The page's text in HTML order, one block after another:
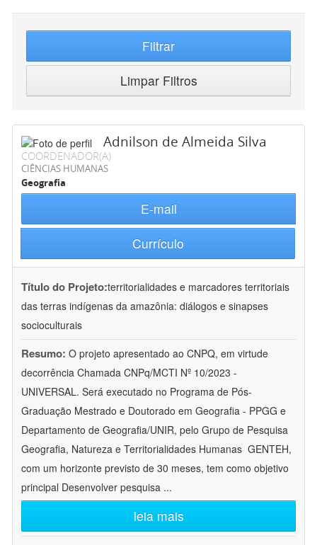
Filtrar
Limpar Filtros
Adnilson de Almeida Silva
COORDENADOR(A)
CIÊNCIAS HUMANAS
Geografia
E-mail
Currículo
Título do Projeto:territorialidades e marcadores territoriais
das terras indígenas da amazônia: diálogos e sinapses
socioculturais
Resumo: O projeto apresentado ao CNPQ, em virtude
decorrência Chamada CNPq/MCTI Nº 10/2023 -
UNIVERSAL. Será executado no Programa de Pós-
Graduação Mestrado e Doutorado em Geografia - PPGG e
Departamento de Geografia/UNIR, pelo Grupo de Pesquisa
Geografia, Natureza e Territorialidades Humanas  GENTEH,
com um horizonte previsto de 30 meses, tem como objetivo
principal Desenvolver pesquisa ...
leia mais